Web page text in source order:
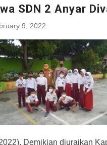
SDN 2 Anyar
9, 2022
Demikian diuraikan